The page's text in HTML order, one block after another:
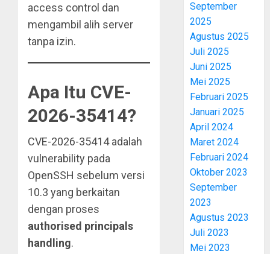
access control dan
mengambil alih server
tanpa izin.
Apa Itu CVE-
2026-35414?
CVE-2026-35414 adalah
vulnerability pada
OpenSSH sebelum versi
10.3 yang berkaitan
dengan proses
authorised principals
handling.
September
2025
Agustus 2025
Juli 2025
Juni 2025
Mei 2025
Februari 2025
Januari 2025
April 2024
Maret 2024
Februari 2024
Oktober 2023
September
2023
Agustus 2023
Juli 2023
Mei 2023